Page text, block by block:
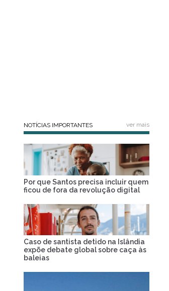
NOTÍCIAS IMPORTANTES ver mais
Por que Santos precisa incluir quem
ficou de fora da revolução digital
Caso de santista detido na Islândia
expõe debate global sobre caça às
baleias